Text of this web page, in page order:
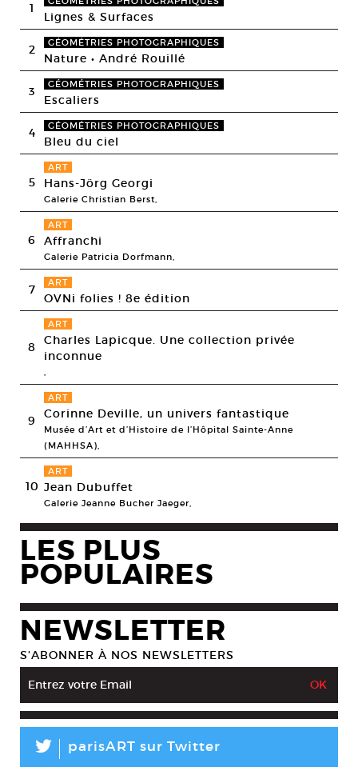
1
Lignes & Surfaces
2 GÉOMÉTRIES PHOTOGRAPHIQUES
Nature • André Rouillé
3 GÉOMÉTRIES PHOTOGRAPHIQUES
Escaliers
4 GÉOMÉTRIES PHOTOGRAPHIQUES
Bleu du ciel
5
ART
Hans-Jörg Georgi
Galerie Christian Berst,
6
ART
Affranchi
Galerie Patricia Dorfmann,
7 ART
OVNi folies ! 8e édition
8
ART
Charles Lapicque. Une collection privée
inconnue
,
9
ART
Corinne Deville, un univers fantastique
Musée d’Art et d’Histoire de l’Hôpital Sainte-Anne
(MAHHSA),
10
ART
Jean Dubuffet
Galerie Jeanne Bucher Jaeger,
LES PLUS
POPULAIRES
NEWSLETTER
S’ABONNER À NOS NEWSLETTERS
L parisART sur Twitter